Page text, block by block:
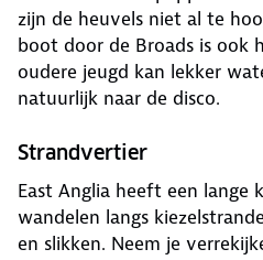
zijn de heuvels niet al te
boot door de Broads is ook
oudere jeugd kan lekker
natuurlijk naar de disco.
Strandvertier
East Anglia heeft een lange
wandelen langs
en slikken. Neem je